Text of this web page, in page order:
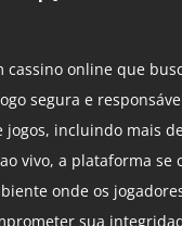
cassino online que
segura e
jogos, incluindo mais
vivo, a plataforma se
onde os
sua